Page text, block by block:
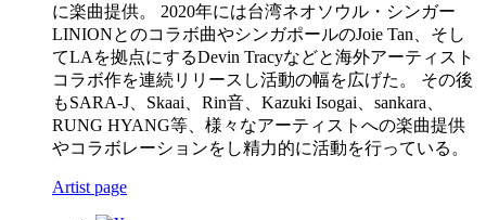
に楽曲提供。 2020年には台湾ネオソウル・シンガー
LINIONとのコラボ曲やシンガポールのJoie Tan、そし
てLAを拠点にするDevin Tracyなどと海外アーティスト
コラボ作を連続リリースし活動の幅を広げた。 その後
もSARA-J、Skaai、Rin音、Kazuki Isogai、sankara、
RUNG HYANG等、様々なアーティストへの楽曲提供
やコラボレーションをし精力的に活動を行っている。
Artist page